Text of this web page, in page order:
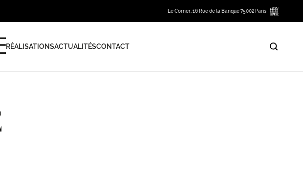
Le Corner, 16 Rue de la Banque 75002 Paris
RÉALISATIONSACTUALITÉSCONTACT